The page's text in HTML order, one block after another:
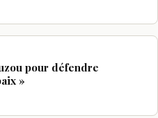
pour défendre
»